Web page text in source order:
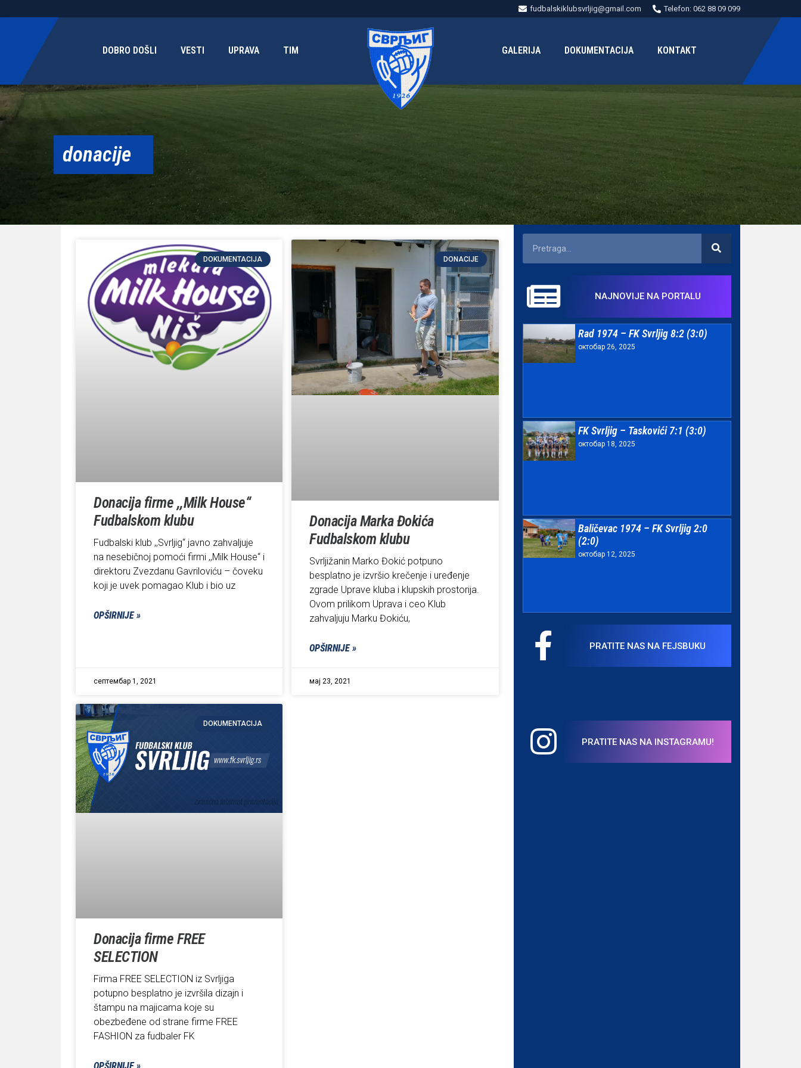
fudbalskiklubsvrljig@gmail.com Telefon: 062 88 09 099
DOBRO DOŠLI VESTI UPRAVA TIM GALERIJA DOKUMENTACIJA KONTAKT
donacije
DOKUMENTACIJA
Donacija firme ,,Milk House“
Fudbalskom klubu
Fudbalski klub ,,Svrljig“ javno zahvaljuje
na nesebičnoj pomoći firmi ,,Milk House“ i
direktoru Zvezdanu Gavriloviću – čoveku
koji je uvek pomagao Klub i bio uz
OPŠIRNIJE »
септембар 1, 2021
DONACIJE
Donacija Marka Đokića
Fudbalskom klubu
Svrljižanin Marko Đokić potpuno
besplatno je izvršio krečenje i uređenje
zgrade Uprave kluba i klupskih prostorija.
Ovom prilikom Uprava i ceo Klub
zahvaljuju Marku Đokiću,
OPŠIRNIJE »
мај 23, 2021
DOKUMENTACIJA
Donacija firme FREE
SELECTION
Firma FREE SELECTION iz Svrljiga
potupno besplatno je izvršila dizajn i
štampu na majicama koje su
obezbeđene od strane firme FREE
FASHION za fudbaler FK
NAJNOVIJE NA PORTALU
Rad 1974 – FK Svrljig 8:2 (3:0)
октобар 26, 2025
FK Svrljig – Taskovići 7:1 (3:0)
октобар 18, 2025
Baličevac 1974 – FK Svrljig 2:0
(2:0)
октобар 12, 2025
PRATITE NAS NA FEJSBUKU
PRATITE NAS NA INSTAGRAMU!